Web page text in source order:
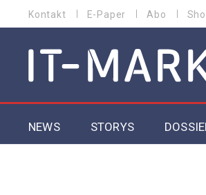
Kontakt E-Paper Abo
MAIN NAVIGATION
NEWS STORYS